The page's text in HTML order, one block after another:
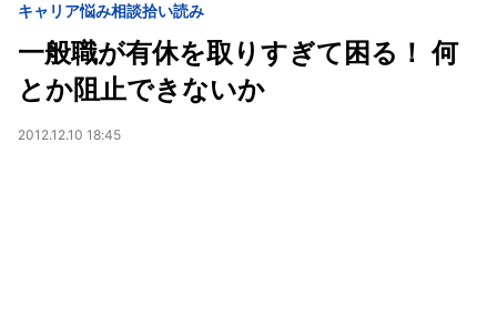
キャリア悩み相談拾い読み
一般職が有休を取りすぎて困る！ 何
とか阻止できないか
2012.12.10 18:45